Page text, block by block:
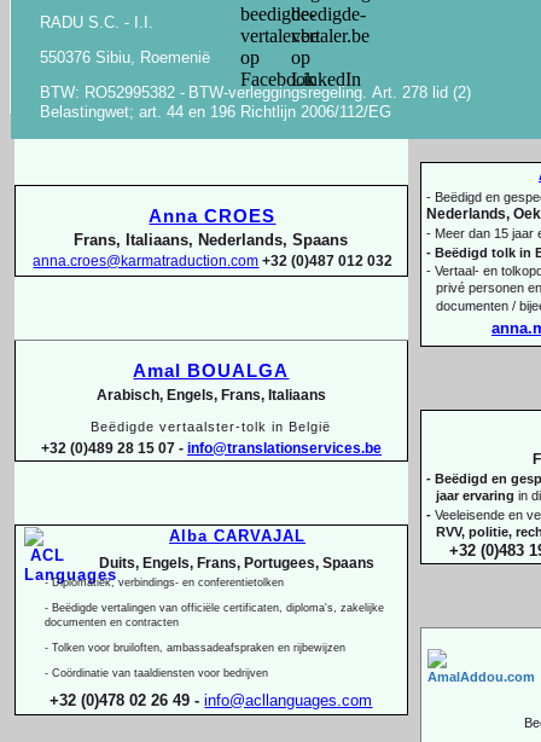
- Copywriting,
- Beëdigd en
Nederlands,
- Meer dan 15 jaar
- Beëdigd tolk in
- Vertaal- en
privé personen
documenten /
- Beëdigd en
jaar ervaring in
- Veeleisende en
RVV, politie,
+32 (0)483
Lid van AIIC & BKVT, geaccrediteerd bij de Raad van Europa
en VN-organisaties
Tolkopdrachten voor staatshoofden en regeringsleiders
+32 (0)494 03 05 67- anton@klevansky.com
www.klevansky.com
Anna CROES
Frans, Italiaans, Nederlands, Spaans
anna.croes@karmatraduction.com +32 (0)487 012 032
Amal BOUALGA
Arabisch, Engels, Frans, Italiaans
Beëdigde vertaalster-tolk in België
+32 (0)489 28 15 07 - info@translationservices.be
Alba CARVAJAL
Duits, Engels, Frans, Portugees, Spaans
- Diplomatiek, verbindings- en conferentietolken
- Beëdigde vertalingen van officiële certificaten, diploma's, zakelijke
documenten en contracten
- Tolken voor bruiloften, ambassadeafspraken en rijbewijzen
- Coördinatie van taaldiensten voor bedrijven
+32 (0)478 02 26 49 - info@acllanguages.com
RADU S.C. - I.I.
550376 Sibiu, Roemenië
BTW: RO52995382 - BTW-verleggingsregeling. Art. 278 lid (2)
Belastingwet; art. 44 en 196 Richtlijn 2006/112/EG